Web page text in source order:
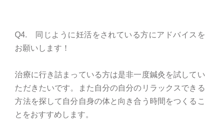
Q4. 同じように妊活をされている方にアドバイスを
お願いします！
治療に行き詰まっている方は是非一度鍼灸を試してい
ただきたいです。また自分の自分のリラックスできる
方法を探して自分自身の体と向き合う時間をつくるこ
とをおすすめします。